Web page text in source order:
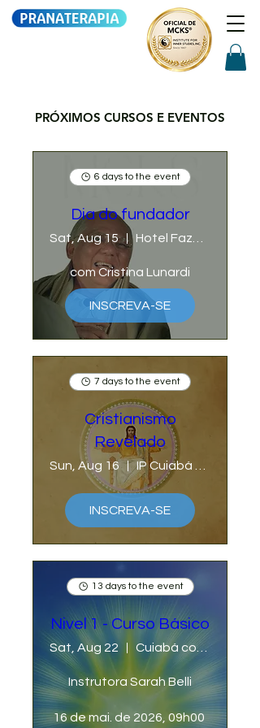
PRÓXIMOS CURSOS E EVENTOS
6 days to the event
Dia do fundador
Sat, Aug 15 Hotel Fazenda Mato Grosso
com Cristina Lunardi
INSCREVA-SE
7 days to the event
Cristianismo
Revelado
Sun, Aug 16 IP Cuiabá com Cristina Lunardi
INSCREVA-SE
13 days to the event
Nivel 1 - Curso Básico
Sat, Aug 22 Cuiabá com Sarah Belli
Instrutora Sarah Belli
16 de mai. de 2026, 09h00